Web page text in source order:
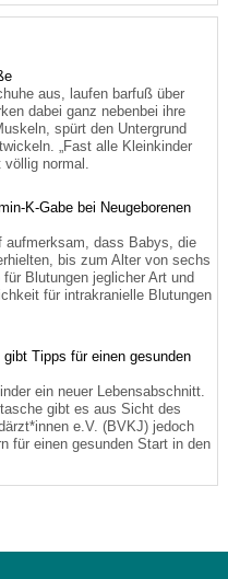
aus, laufen barfuß über
dabei ganz nebenbei ihre
spürt den Untergrund
„Fast alle Kleinkinder
normal.
K-Gabe bei Neugeborenen
aufmerksam, dass Babys, die
bis zum Alter von sechs
Blutungen jeglicher Art und
für intrakranielle Blutungen
Tipps für einen gesunden
ein neuer Lebensabschnitt.
gibt es aus Sicht des
e.V. (BVKJ) jedoch
für einen gesunden Start in den